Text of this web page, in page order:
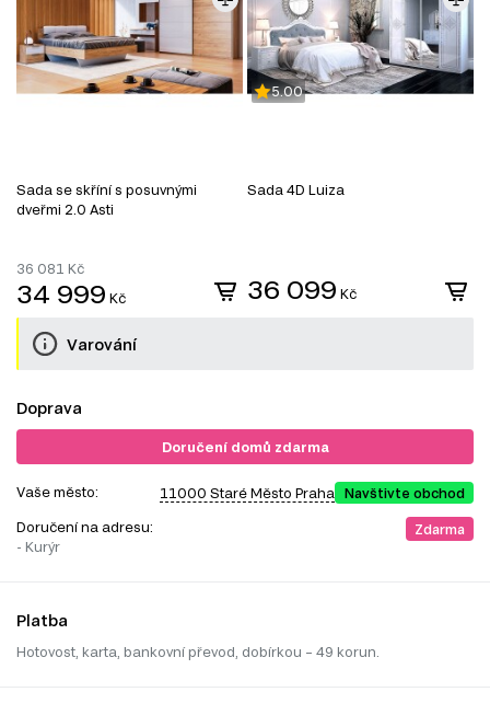
Sada se skříní s posuvnými
dveřmi 2.0 Asti
36 081 Kč
34 999 Kč
5.00
Sada 4D Luiza
36 099 Kč
Varování
Doprava
Doručení domů zdarma
Vaše město: 11000 Staré Město Praha Navštivte obchod
Doručení na adresu:
- Kurýr
Zdarma
Platba
Hotovost, karta, bankovní převod, dobírkou – 49 korun.